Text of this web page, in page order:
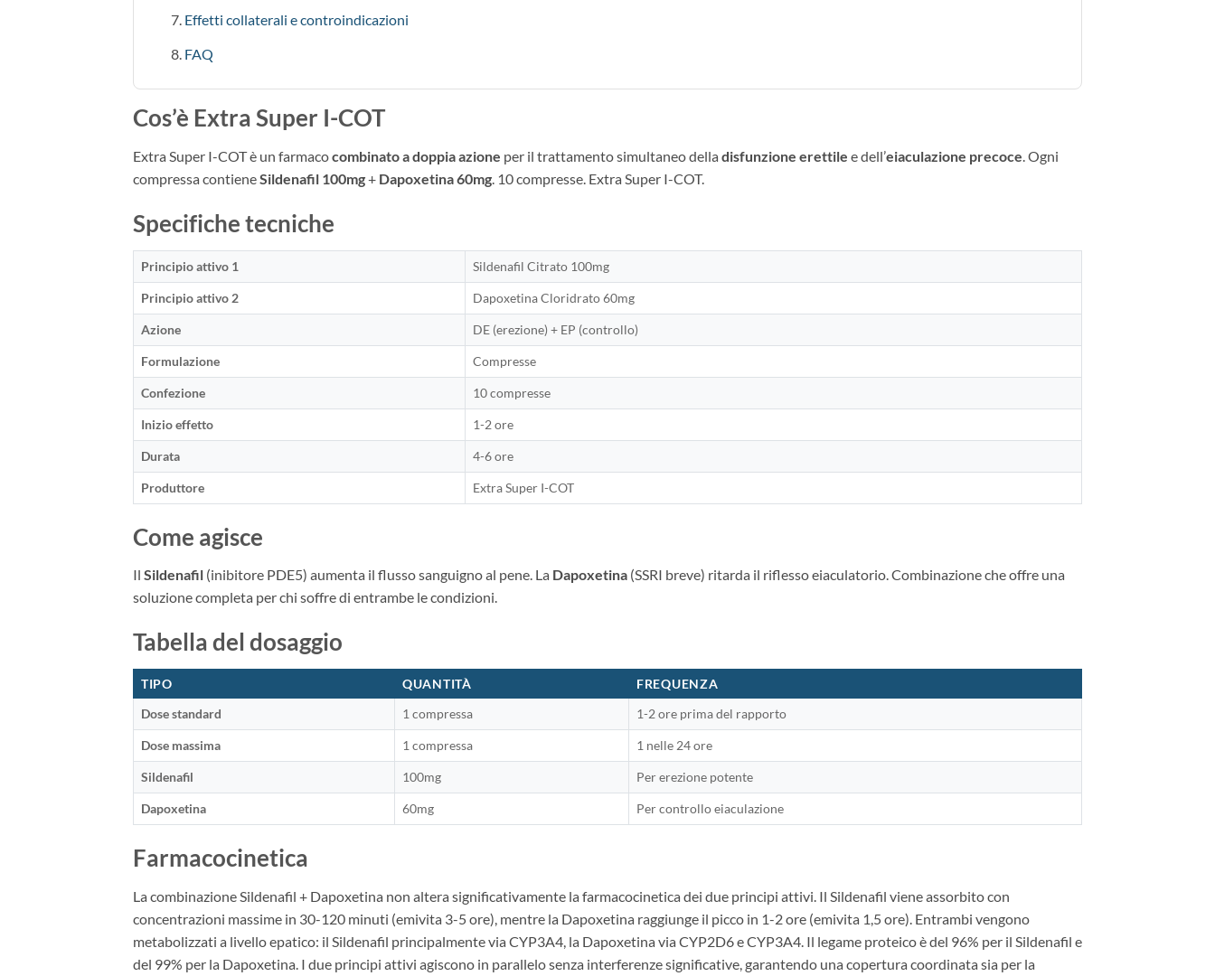
Effetti collaterali e controindicazioni
FAQ
Cos’è Extra Super I-COT
Extra Super I-COT è un farmacocombinato a doppia azione per il trattamento simultaneo della disfunzione erettile e dell’eiaculazione precoce. Ogni
compressa contieneSildenafil 100mg+ Dapoxetina 60mg. 10 compresse. Extra Super I-COT.
Specifiche tecniche
Principio attivo 1 Sildenafil Citrato 100mg
Principio attivo 2 Dapoxetina Cloridrato 60mg
Azione DE (erezione) + EP (controllo)
Formulazione Compresse
Confezione 10 compresse
Inizio effetto 1-2 ore
Durata 4-6 ore
Produttore Extra Super I-COT
Come agisce
Il Sildenafil (inibitore PDE5) aumenta il flusso sanguigno al pene. La Dapoxetina (SSRI breve) ritarda il riflesso eiaculatorio. Combinazione che offre una
soluzione completa per chi soffre di entrambe le condizioni.
Tabella del dosaggio
TIPO QUANTITÀ
FREQUENZA
Dose standard
1 compressa 1-2 ore prima del rapporto
Dose massima 1 compressa 1 nelle 24 ore
Sildenafil 100mg Per erezione potente
Dapoxetina 60mg Per controllo eiaculazione
Farmacocinetica
La combinazione Sildenafil + Dapoxetina non altera significativamente la farmacocinetica dei due principi attivi. Il Sildenafil viene assorbito con
concentrazioni massime in 30-120 minuti (emivita 3-5 ore), mentre la Dapoxetina raggiunge il picco in 1-2 ore (emivita 1,5 ore). Entrambi vengono
metabolizzati a livello epatico: il Sildenafil principalmente via CYP3A4, la Dapoxetina via CYP2D6 e CYP3A4. Il legame proteico è del 96% per il Sildenafil e
del 99% per la Dapoxetina. I due principi attivi agiscono in parallelo senza interferenze significative, garantendo una copertura coordinata sia per la